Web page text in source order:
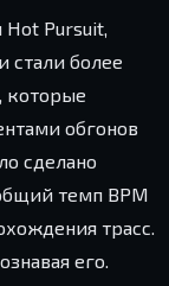
Hot Pursuit,
стали более
которые
обгонов
сделано
темп BPM
трасс.
его.